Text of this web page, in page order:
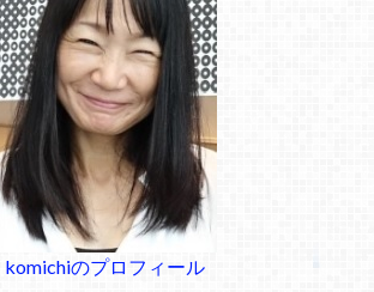
komichiのプロフィール